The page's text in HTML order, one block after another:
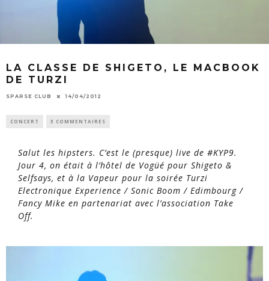
LA CLASSE DE SHIGETO, LE MACBOOK
DE TURZI
SPARSE CLUB 14/04/2012
CONCERT 3 COMMENTAIRES
Salut les hipsters. C’est le (presque) live de #KYP9.
Jour 4, on était à l’hôtel de Vogüé pour Shigeto &
Selfsays, et à la Vapeur pour la soirée Turzi
Electronique Experience / Sonic Boom / Edimbourg /
Fancy Mike en partenariat avec l’association Take
Off.